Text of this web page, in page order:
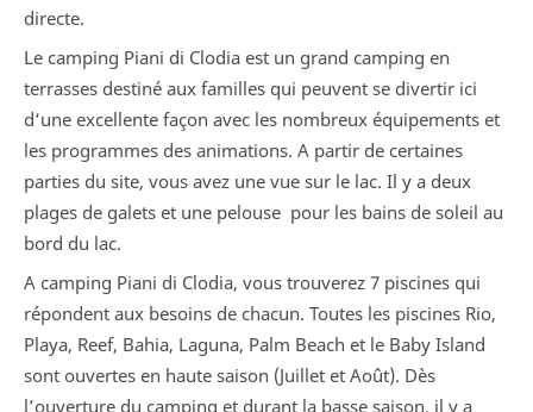
directe.
Le camping Piani di Clodia est un grand camping en
terrasses destiné aux familles qui peuvent se divertir ici
d‘une excellente façon avec les nombreux équipements et
les programmes des animations. A partir de certaines
parties du site, vous avez une vue sur le lac. Il y a deux
plages de galets et une pelouse pour les bains de soleil au
bord du lac.
A camping Piani di Clodia, vous trouverez 7 piscines qui
répondent aux besoins de chacun. Toutes les piscines Rio,
Playa, Reef, Bahia, Laguna, Palm Beach et le Baby Island
sont ouvertes en haute saison (Juillet et Août). Dès
l’ouverture du camping et durant la basse saison, il y a